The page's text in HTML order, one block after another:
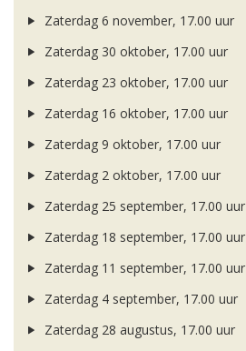
Zaterdag 6 november, 17.00 uur
Zaterdag 30 oktober, 17.00 uur
Zaterdag 23 oktober, 17.00 uur
Zaterdag 16 oktober, 17.00 uur
Zaterdag 9 oktober, 17.00 uur
Zaterdag 2 oktober, 17.00 uur
Zaterdag 25 september, 17.00 uur
Zaterdag 18 september, 17.00 uur
Zaterdag 11 september, 17.00 uur
Zaterdag 4 september, 17.00 uur
Zaterdag 28 augustus, 17.00 uur